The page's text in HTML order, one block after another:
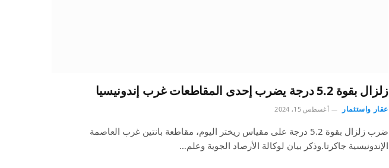
زلزال بقوة 5.2 درجة يضرب إحدى المقاطعات غرب إندونيسيا
عقار واستثمار أغسطس 15, 2024
ضرب زلزال بقوة 5.2 درجة على مقياس ريختر اليوم، مقاطعة بانتين غرب العاصمة
الإندونيسية جاكرتا.وذكر بيان لوكالة الأرصاد الجوية وعلم…